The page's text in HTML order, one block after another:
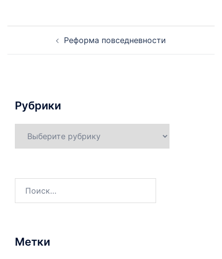
Навигация
по
Реформа повседневности
Рубрики
Метки